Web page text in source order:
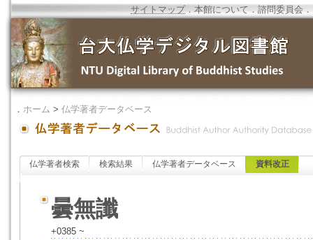
サイトマップ．本館について ．諮問委員会 ．
． ホーム > 仏学著者データベース
仏学著者検索 検索結果 仏学著者データベース 資料改正
曇無讖
+0385 ~